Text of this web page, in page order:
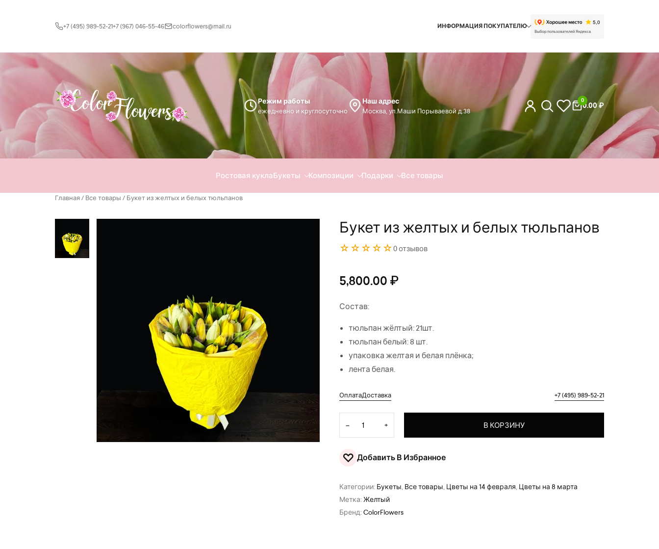
+7 (495) 989-52-21+7 (967) 046-55-46 colorflowers@mail.ru ИНФОРМАЦИЯ ПОКУПАТЕЛЮ
Режим работы
ежедневно и круглосуточно
Наш адрес
Москва, ул.Маши Порываевой д.38
0
0.00₽
Ростовая куклаБукеты Композиции Подарки Все товары
Главная/ Все товары / Букет из желтых и белых тюльпанов
Букет из желтых и белых тюльпанов
☆☆☆☆☆0 отзывов
5,800.00 ₽
Состав:
тюльпан жёлтый: 21шт.
тюльпан белый: 8 шт.
упаковка желтая и белая плёнка;
лента белая.
ОплатаДоставка +7 (495) 989-52-21
− + В КОРЗИНУ
♡ Добавить В Избранное
Категории: Букеты, Все товары, Цветы на 14 февраля, Цветы на 8 марта
Метка: Желтый
Бренд: ColorFlowers